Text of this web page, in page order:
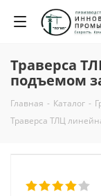
Траверса
подъемом
Главная - Каталог -
Траверса ТЛЦ